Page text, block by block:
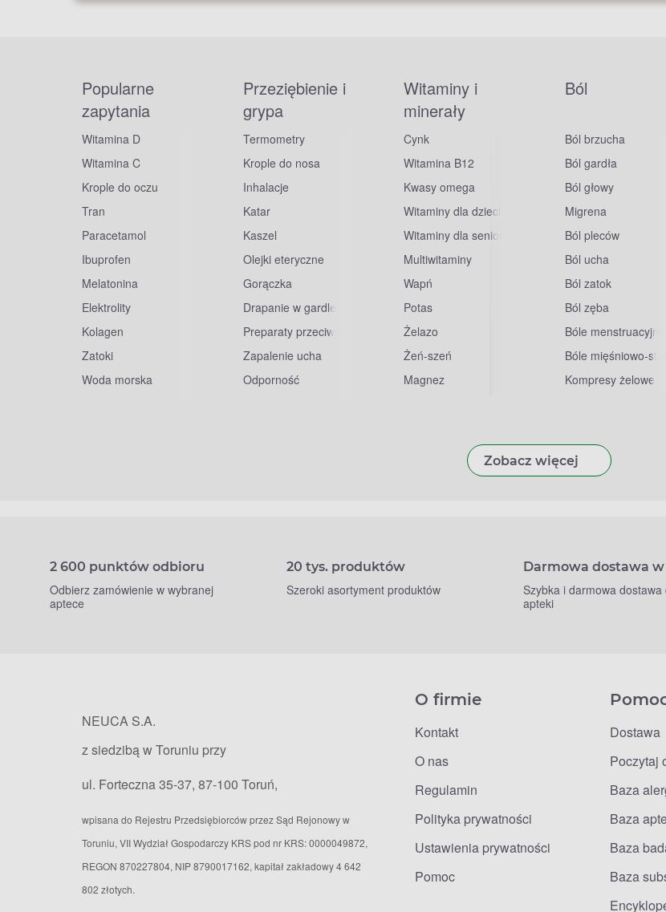
Popularne
zapytania
Witamina D
Witamina C
Krople do oczu
Tran
Paracetamol
Ibuprofen
Melatonina
Elektrolity
Kolagen
Zatoki
Woda morska
Przeziębienie i
grypa
Termometry
Krople do nosa
Inhalacje
Katar
Kaszel
Olejki eteryczne
Gorączka
Drapanie w gardle
Preparaty przeciwwirusowe
Zapalenie ucha
Odporność
Witaminy i
minerały
Cynk
Witamina B12
Kwasy omega
Witaminy dla dzieci
Witaminy dla seniorów
Multiwitaminy
Wapń
Potas
Żelazo
Żeń-szeń
Magnez
Ból
Ból brzucha
Ból gardła
Ból głowy
Migrena
Ból pleców
Ból ucha
Ból zatok
Ból zęba
Bóle menstruacyjne
Bóle mięśniowo-
Kompresy żelowe
Zobacz więcej
2 600 punktów odbioru
Odbierz zamówienie w wybranej
aptece
20 tys. produktów
Szeroki asortyment produktów
Darmowa dostawa w
Szybka i darmowa dostawa
apteki
NEUCA S.A.
z siedzibą w Toruniu przy
ul. Forteczna 35-37, 87-100 Toruń,
wpisana do Rejestru Przedsiębiorców przez Sąd Rejonowy w
Toruniu, VII Wydział Gospodarczy KRS pod nr KRS: 0000049872,
REGON 870227804, NIP 8790017162, kapitał zakładowy 4 642
802 złotych.
O firmie
Kontakt
O nas
Regulamin
Polityka prywatności
Ustawienia prywatności
Pomoc
Dostawa
Poczytaj
Baza
Baza
Baza
Baza